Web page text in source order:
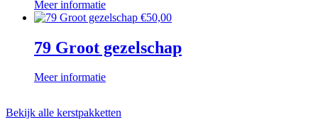
Meer informatie
€50,00
79 Groot gezelschap
Meer informatie
Bekijk alle kerstpakketten